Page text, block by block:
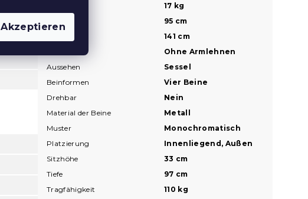
Akzeptieren
17 kg
95 cm
141 cm
Armlehnen
Ohne Armlehnen
Aussehen
Sessel
Beinformen
Vier Beine
Drehbar
Nein
Material der Beine
Metall
Muster
Monochromatisch
Platzierung
Innenliegend, Außen
Sitzhöhe
33 cm
Tiefe
97 cm
Tragfähigkeit
110 kg